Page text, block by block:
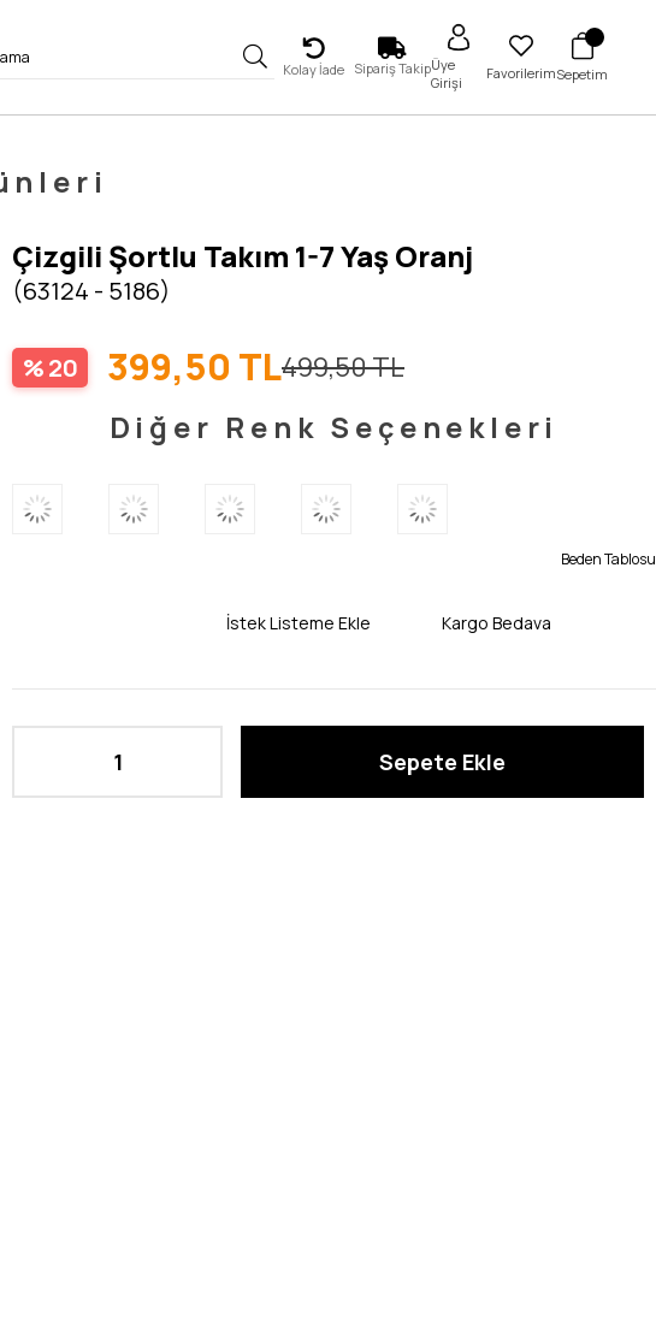
Kolay İade Sipariş TakipÜye
Girişi
FavorilerimSepetim
Çizgili Şortlu Takım 1-7 Yaş Oranj
(63124 - 5186)
20 499,50 TL
399,50 TL
Diğer Renk Seçenekleri
Beden Tablosu
İstek Listeme Ekle Kargo Bedava